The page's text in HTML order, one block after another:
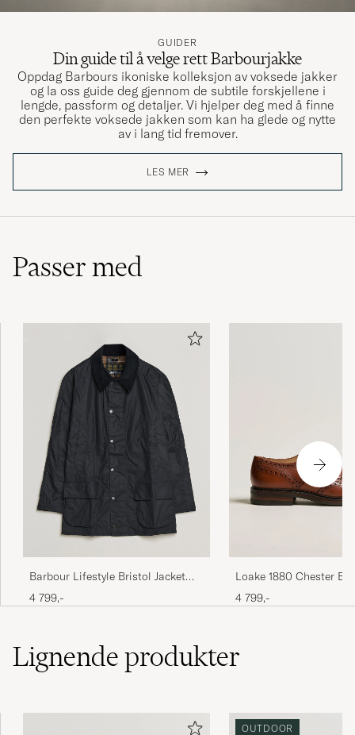
hade bättre fack och hållare invändigt för
pennor, visitkort och diverse småsaker.
TONY A KJØPTE PÅ CAREOFCARL.SE
lite flera små fack för att hålla ordning.
rymmer dator, block, pennor, ett litet paraply
Perfekt, supernöjd med vara och leverans
GÖRAN H KJØPTE PÅ CAREOFCARL.SE
Utrolig rask levering. Veldig fornøyd.
KAREN O KJØPTE PÅ CAREOFCARL.NO
GUIDER
Din guide til å velge rett Barbourjakke
Oppdag Barbours ikoniske kolleksjon av voksede jakker
og la oss guide deg gjennom de subtile forskjellene i
lengde, passform og detaljer. Vi hjelper deg med å finne
den perfekte voksede jakken som kan ha glede og nytte
av i lang tid fremover.
LES MER
Passer med
Barbour Lifestyle Bristol Jacket
Navy
4 799,-
Loake 1880 Chester
Mahogany Burnished
4 799,-
Lignendeprodukter
OUTDOOR